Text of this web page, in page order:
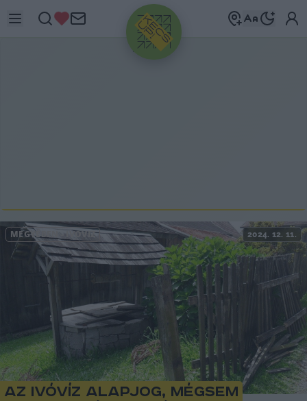
HIRDETÉS
MEGYÉBEN -IVÓVÍZ 2024. 12. 11.
Az ivóvíz alapjog, mégsem